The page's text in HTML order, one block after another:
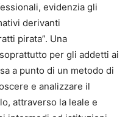
evidenzia gli
derivanti
pirata”. Una
per gli addetti ai
a punto di un metodo di
e analizzare il
attraverso la leale e